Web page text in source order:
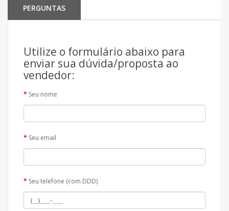
PERGUNTAS
Utilize o formulário abaixo para
enviar sua dúvida/proposta ao
vendedor:
Seu nome
Seu email
Seu telefone (com DDD)